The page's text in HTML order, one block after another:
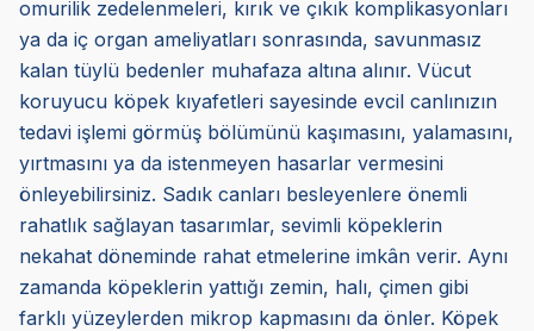
omurilik zedelenmeleri, kırık ve çıkık komplikasyonları
ya da iç organ ameliyatları sonrasında, savunmasız
kalan tüylü bedenler muhafaza altına alınır. Vücut
koruyucu köpek kıyafetleri sayesinde evcil canlınızın
tedavi işlemi görmüş bölümünü kaşımasını, yalamasını,
yırtmasını ya da istenmeyen hasarlar vermesini
önleyebilirsiniz. Sadık canları besleyenlere önemli
rahatlık sağlayan tasarımlar, sevimli köpeklerin
nekahat döneminde rahat etmelerine imkân verir. Aynı
zamanda köpeklerin yattığı zemin, halı, çimen gibi
farklı yüzeylerden mikrop kapmasını da önler. Köpek